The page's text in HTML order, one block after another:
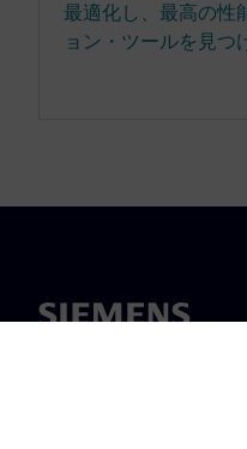
最適化し、最高の性
ョン・ツールを見つ